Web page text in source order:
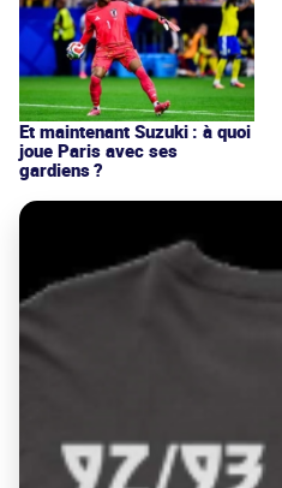
Et maintenant Suzuki : à quoi
joue Paris avec ses
gardiens ?